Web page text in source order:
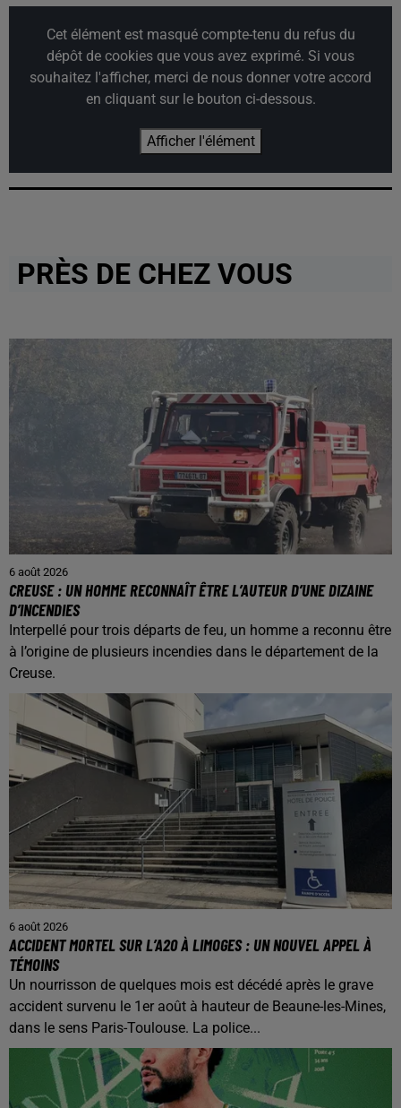
Cet élément est masqué compte-tenu du refus du
dépôt de cookies que vous avez exprimé. Si vous
souhaitez l'afficher, merci de nous donner votre accord
en cliquant sur le bouton ci-dessous.
Afficher l'élément
PRÈS DE CHEZ VOUS
6 août 2026
CREUSE : UN HOMME RECONNAÎT ÊTRE L’AUTEUR D’UNE DIZAINE
D’INCENDIES
Interpellé pour trois départs de feu, un homme a reconnu être
à l’origine de plusieurs incendies dans le département de la
Creuse.
6 août 2026
ACCIDENT MORTEL SUR L’A20 À LIMOGES : UN NOUVEL APPEL À
TÉMOINS
Un nourrisson de quelques mois est décédé après le grave
accident survenu le 1er août à hauteur de Beaune-les-Mines,
dans le sens Paris-Toulouse. La police...